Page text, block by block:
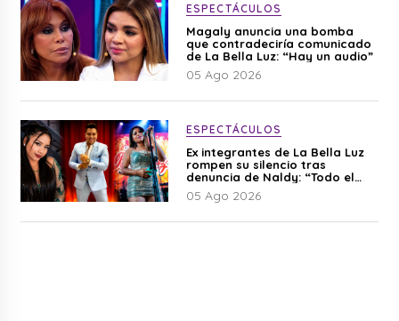
ESPECTÁCULOS
Magaly anuncia una bomba
que contradeciría comunicado
de La Bella Luz: “Hay un audio”
05 Ago 2026
ESPECTÁCULOS
Ex integrantes de La Bella Luz
rompen su silencio tras
denuncia de Naldy: “Todo el
mundo lo sabía”
05 Ago 2026